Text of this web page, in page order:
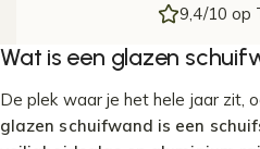
9,4/10 op
Wat is een glazen
De plek waar je het hele jaar zit,
glazen schuifwand is een